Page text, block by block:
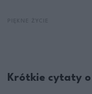
Krótkie cytaty